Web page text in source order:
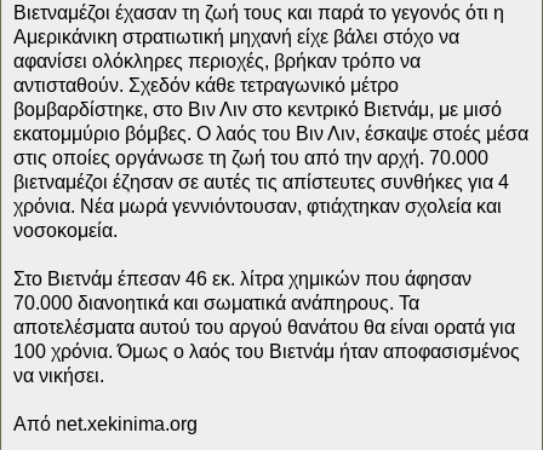
Βιετναμέζοι έχασαν τη ζωή τους και παρά το γεγονός ότι η
Αμερικάνικη στρατιωτική μηχανή είχε βάλει στόχο να
αφανίσει ολόκληρες περιοχές, βρήκαν τρόπο να
αντισταθούν. Σχεδόν κάθε τετραγωνικό μέτρο
βομβαρδίστηκε, στο Βιν Λιν στο κεντρικό Βιετνάμ, με μισό
εκατομμύριο βόμβες. Ο λαός του Βιν Λιν, έσκαψε στοές μέσα
στις οποίες οργάνωσε τη ζωή του από την αρχή. 70.000
βιετναμέζοι έζησαν σε αυτές τις απίστευτες συνθήκες για 4
χρόνια. Νέα μωρά γεννιόντουσαν, φτιάχτηκαν σχολεία και
νοσοκομεία.
Στο Βιετνάμ έπεσαν 46 εκ. λίτρα χημικών που άφησαν
70.000 διανοητικά και σωματικά ανάπηρους. Τα
αποτελέσματα αυτού του αργού θανάτου θα είναι ορατά για
100 χρόνια. Όμως ο λαός του Βιετνάμ ήταν αποφασισμένος
να νικήσει.
Από net.xekinima.org